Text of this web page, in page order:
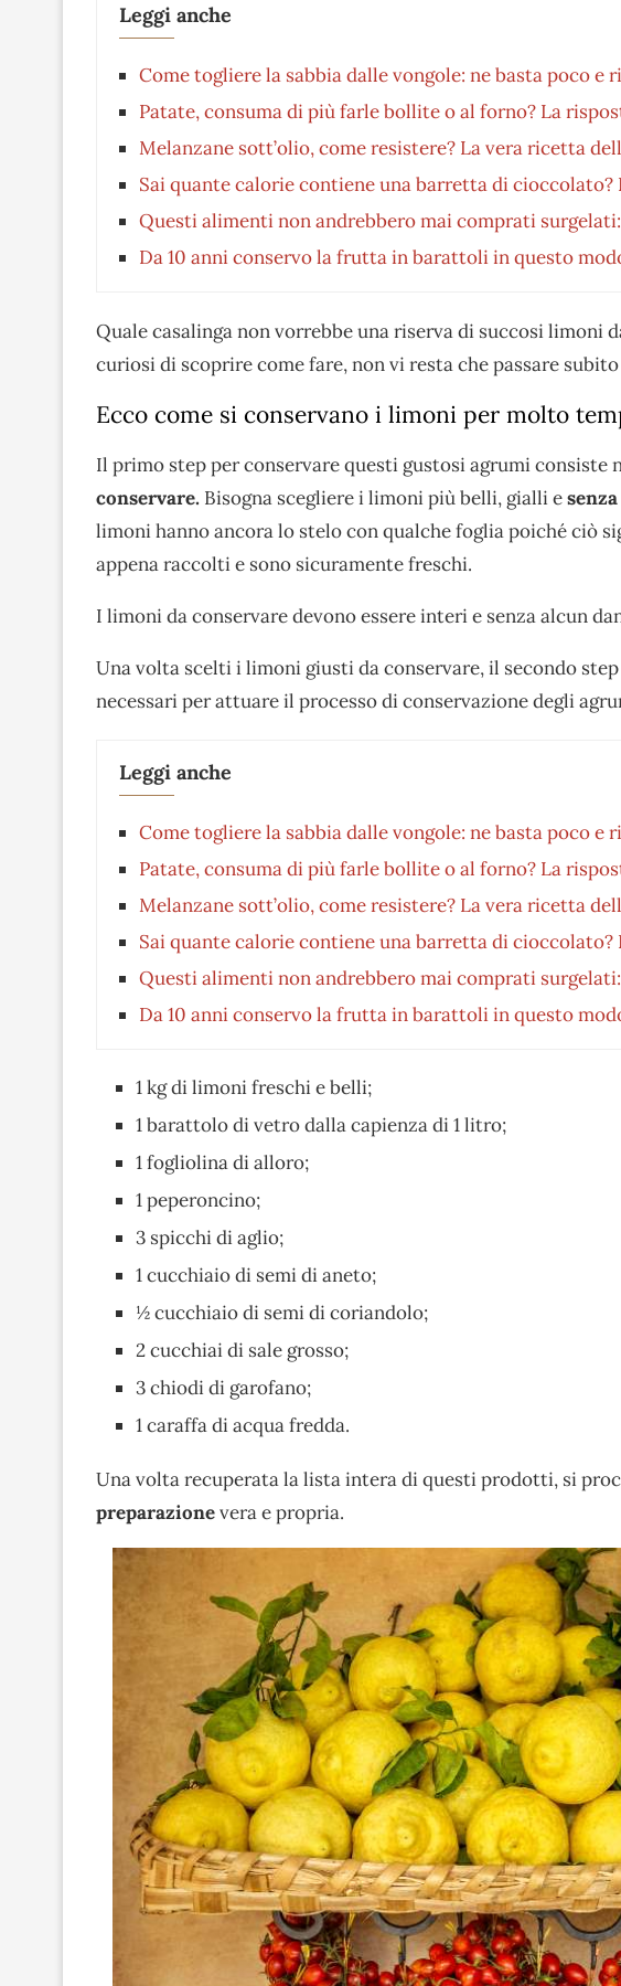
Leggi anche
Come togliere la sabbia dalle vongole: ne basta poco e
Patate, consuma di più farle bollite o al forno? La
Melanzane sott’olio, come resistere? La vera ricetta
Sai quante calorie contiene una barretta di cioccolato?
Questi alimenti non andrebbero mai comprati
Da 10 anni conservo la frutta in barattoli in questo
Quale casalinga non vorrebbe una riserva di succosi limoni
curiosi di scoprire come fare, non vi resta che passare
Ecco come si conservano i limoni per molto
Il primo step per conservare questi gustosi agrumi consiste
conservare. Bisogna scegliere i limoni più belli, gialli e
limoni hanno ancora lo stelo con qualche foglia poiché ciò
appena raccolti e sono sicuramente freschi.
I limoni da conservare devono essere interi e senza alcun
Una volta scelti i limoni giusti da conservare, il secondo
necessari per attuare il processo di conservazione degli
Leggi anche
Come togliere la sabbia dalle vongole: ne basta poco e
Patate, consuma di più farle bollite o al forno? La
Melanzane sott’olio, come resistere? La vera ricetta
Sai quante calorie contiene una barretta di cioccolato?
Questi alimenti non andrebbero mai comprati
Da 10 anni conservo la frutta in barattoli in questo
1 kg di limoni freschi e belli;
1 barattolo di vetro dalla capienza di 1 litro;
1 fogliolina di alloro;
1 peperoncino;
3 spicchi di aglio;
1 cucchiaio di semi di aneto;
½ cucchiaio di semi di coriandolo;
2 cucchiai di sale grosso;
3 chiodi di garofano;
1 caraffa di acqua fredda.
Una volta recuperata la lista intera di questi prodotti, si
preparazionevera e propria.